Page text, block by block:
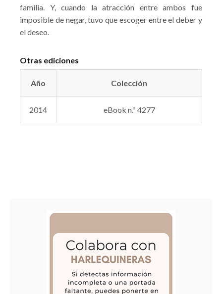
familia. Y, cuando la atracción entre ambos fue
imposible de negar, tuvo que escoger entre el deber y
el deseo.
Otras ediciones
Año Colección
2014 eBook n.º 4277